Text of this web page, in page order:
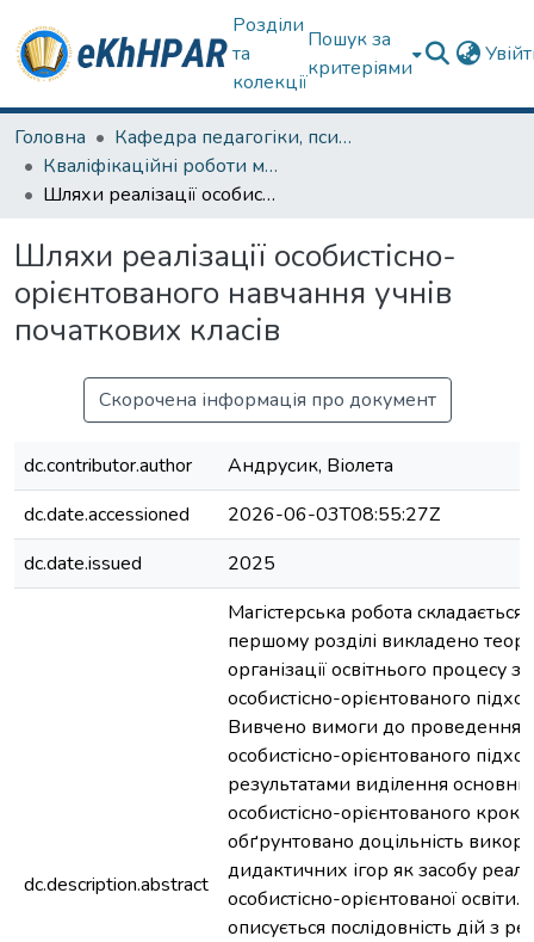
Розділи
та
колекції
Пошук за
критеріями
Головна
Кафедра педагогіки, психології, початкової освіти та освітнього менеджменту
Кваліфікаційні роботи магістрів
Шляхи реалізації особистісно-орієнтованого навчання учнів початкових класів
Шляхи реалізації особистісно-
орієнтованого навчання учнів
початкових класів
Скорочена інформація про документ
dc.contributor.author
Андрусик, Віолета
dc.date.accessioned
2026-06-03T08:55:27Z
dc.date.issued
2025
dc.description.abstract
Магістерська робота складається
першому розділі викладено
організації освітнього процесу
особистісно-орієнтованого
Вивчено вимоги до проведення
особистісно-орієнтованого
результатами виділення
особистісно-орієнтованого
обґрунтовано доцільність
дидактичних ігор як засобу
особистісно-орієнтованої освіти.
описується послідовність дій з